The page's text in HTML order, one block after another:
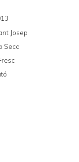
Josep
Seca